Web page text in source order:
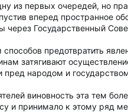
из первых очередей, но
вперед пространное
Государственный
предотвратить
затягивают
пред народом и
виновность эта тем
и принимало к этому ряд